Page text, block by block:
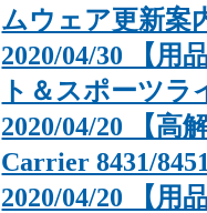
ムウェア更新案
2020/04/30 【用
ト＆スポーツラ
2020/04/20 【高
Carrier 8431/
2020/04/20 【用